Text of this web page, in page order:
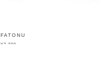
FATONU
¥7,370